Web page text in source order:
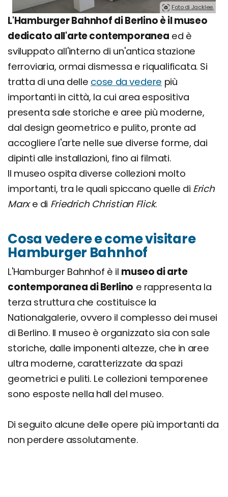
Foto di Jacklee.
L'Hamburger Bahnhof di Berlino è il museo
dedicato all'arte contemporanea ed è
sviluppato all'interno di un'antica stazione
ferroviaria, ormai dismessa e riqualificata. Si
tratta di una delle cose da vedere più
importanti in città, la cui area espositiva
presenta sale storiche e aree più moderne,
dal design geometrico e pulito, pronte ad
accogliere l'arte nelle sue diverse forme, dai
dipinti alle installazioni, fino ai filmati.
Il museo ospita diverse collezioni molto
importanti, tra le quali spiccano quelle di Erich
Marxe di Friedrich Christian Flick.
Cosa vedere e come visitare
Hamburger Bahnhof
L'Hamburger Bahnhof è il museo di arte
contemporanea di Berlino e rappresenta la
terza struttura che costituisce la
Nationalgalerie, ovvero il complesso dei musei
di Berlino. Il museo è organizzato sia con sale
storiche, dalle imponenti altezze, che in aree
ultra moderne, caratterizzate da spazi
geometrici e puliti. Le collezioni temporenee
sono esposte nella hall del museo.
Di seguito alcune delle opere più importanti da
non perdere assolutamente.